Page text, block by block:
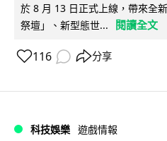
於 8 月 13 日正式上線，帶來全
祭壇」、新型態世...
閱讀全文
116 分享
科技娛樂 遊戲情報